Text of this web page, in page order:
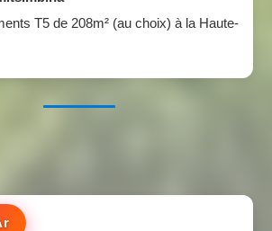
T5 de 208m² (au choix) à la Haute-